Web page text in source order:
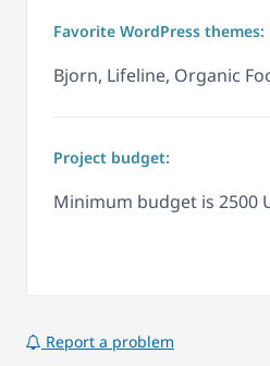
Favorite WordPress themes:
Bjorn, Lifeline, Organic
Project budget:
Minimum budget is 2500
Report a problem